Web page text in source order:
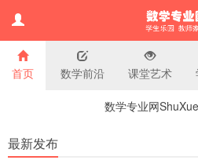
小学数学
首页 数学前沿 课堂艺术
数学专业网
最新发布